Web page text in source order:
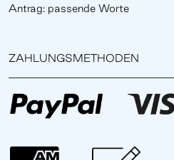
Antrag: passende Worte
ZAHLUNGSMETHODEN